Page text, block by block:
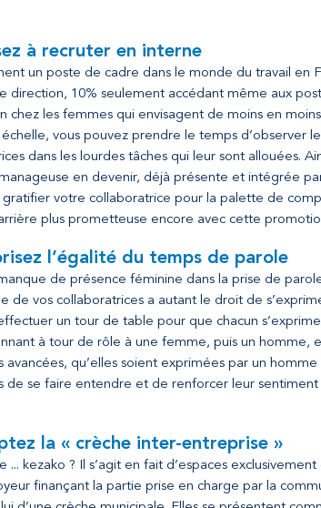
à recruter en interne
un poste de cadre dans le monde du travail en
direction, 10% seulement accédant même aux
chez les femmes qui envisagent de moins en
vous pouvez prendre le temps d’observer
dans les lourdes tâches qui leur sont allouées.
en devenir, déjà présente et intégrée
gratifier votre collaboratrice pour la palette de
plus prometteuse encore avec cette
l’égalité du temps de parole
de présence féminine dans la prise de
de vos collaboratrices a autant le droit de
un tour de table pour que chacun
à tour de rôle à une femme, puis un homme,
avancées, qu’elles soient exprimées par un
se faire entendre et de renforcer leur sentiment
la « crèche inter-entreprise »
... kezako ? Il s’agit en fait d’espaces
finançant la partie prise en charge par la